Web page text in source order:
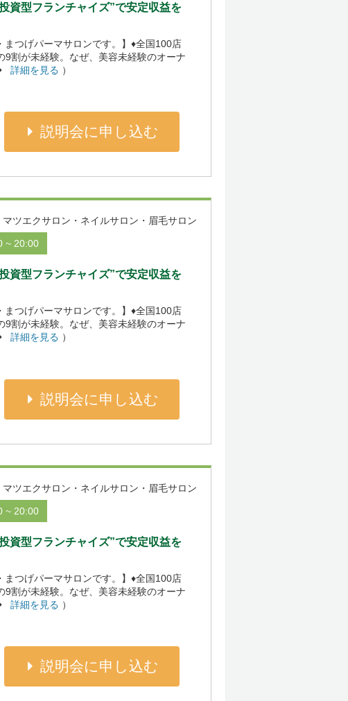
資型フランチャイズ”で安定収益を
まつげパーマサロンです。】♦全国100店
割が未経験。なぜ、美容未経験のオーナ
詳細を見る ）
説明会に申し込む
マツエクサロン・ネイルサロン・眉毛サロン
~ 20:00
資型フランチャイズ”で安定収益を
まつげパーマサロンです。】♦全国100店
割が未経験。なぜ、美容未経験のオーナ
詳細を見る ）
説明会に申し込む
マツエクサロン・ネイルサロン・眉毛サロン
~ 20:00
資型フランチャイズ”で安定収益を
まつげパーマサロンです。】♦全国100店
割が未経験。なぜ、美容未経験のオーナ
詳細を見る ）
説明会に申し込む